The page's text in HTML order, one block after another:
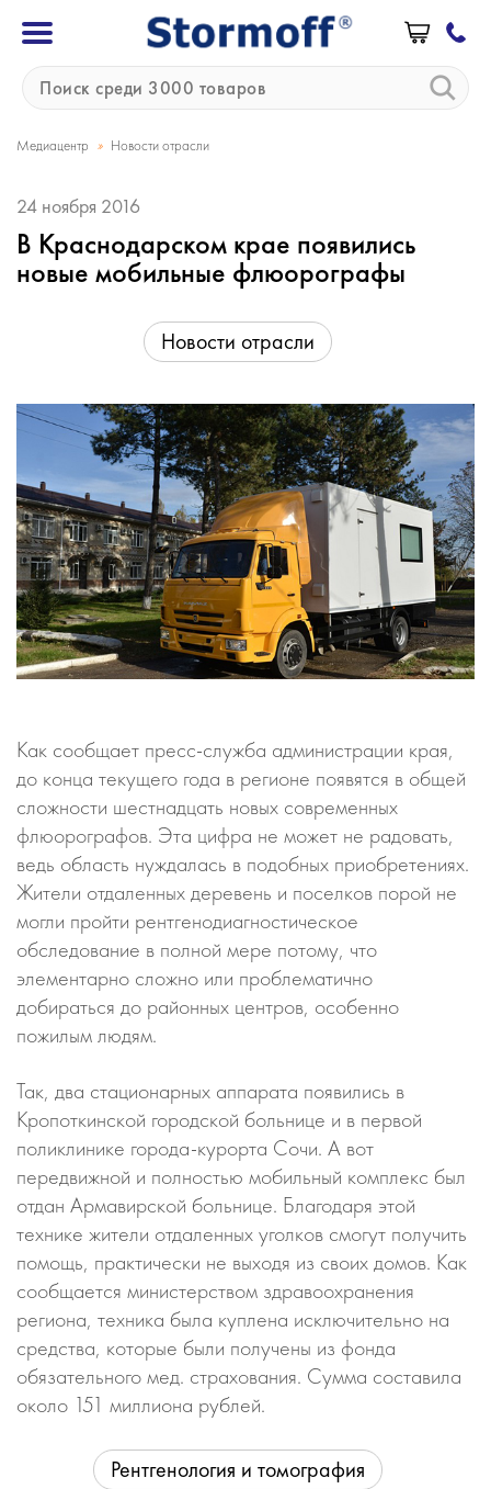
Медиацентр » Новости отрасли
24 ноября 2016
В Краснодарском крае появились
новые мобильные флюорографы
Новости отрасли
Как сообщает пресс-служба администрации края,
до конца текущего года в регионе появятся в общей
сложности шестнадцать новых современных
флюорографов. Эта цифра не может не радовать,
ведь область нуждалась в подобных приобретениях.
Жители отдаленных деревень и поселков порой не
могли пройти рентгенодиагностическое
обследование в полной мере потому, что
элементарно сложно или проблематично
добираться до районных центров, особенно
пожилым людям.
Так, два стационарных аппарата появились в
Кропоткинской городской больнице и в первой
поликлинике города-курорта Сочи. А вот
передвижной и полностью мобильный комплекс был
отдан Армавирской больнице. Благодаря этой
технике жители отдаленных уголков смогут получить
помощь, практически не выходя из своих домов. Как
сообщается министерством здравоохранения
региона, техника была куплена исключительно на
средства, которые были получены из фонда
обязательного мед. страхования. Сумма составила
около 151 миллиона рублей.
Рентгенология и томография